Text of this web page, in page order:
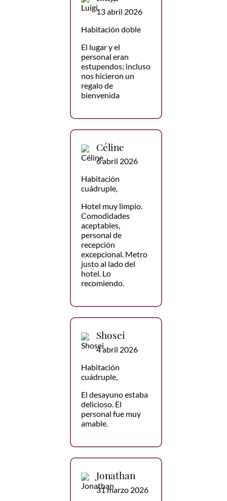
13 abril 2026
Habitación doble
El lugar y el
personal eran
estupendos; incluso
nos hicieron un
regalo de
bienvenida
Céline
6 abril 2026
Habitación
cuádruple,
Hotel muy limpio.
Comodidades
aceptables,
personal de
recepción
excepcional. Metro
justo al lado del
hotel. Lo
recomiendo.
Shosei
4 abril 2026
Habitación
cuádruple,
El desayuno estaba
delicioso. El
personal fue muy
amable.
Jonathan
31 marzo 2026